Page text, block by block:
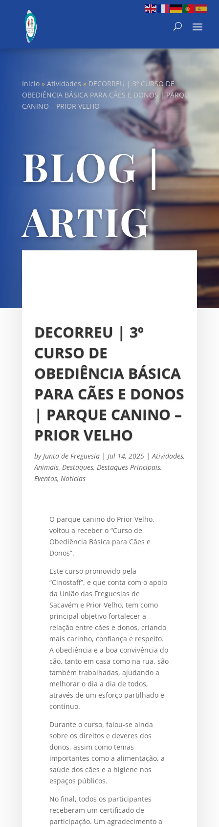
Início» Atividades » DECORREU | 3º CURSO DE
OBEDIÊNCIA BÁSICA PARA CÃES E DONOS | PARQUE
CANINO – PRIOR VELHO
BLOG |
ARTIG
UNIÃO DAS FREGUESIAS DE
DECORREU | 3º
CURSO DE
OBEDIÊNCIA BÁSICA
PARA CÃES E DONOS
| PARQUE CANINO –
PRIOR VELHO
by Junta de Freguesia| Jul 14, 2025| Atividades,
Animais, Destaques, Destaques Principais,
Eventos, Notícias
O parque canino do Prior Velho,
voltou a receber o “Curso de
Obediência Básica para Cães e
Donos”.
Este curso promovido pela
“Cinostaff”, e que conta com o apoio
da União das Freguesias de
Sacavém e Prior Velho, tem como
principal objetivo fortalecer a
relação entre cães e donos, criando
mais carinho, confiança e respeito.
A obediência e a boa convivência do
cão, tanto em casa como na rua, são
também trabalhadas, ajudando a
melhorar o dia a dia de todos,
através de um esforço partilhado e
contínuo.
Durante o curso, falou-se ainda
sobre os direitos e deveres dos
donos, assim como temas
importantes como a alimentação, a
saúde dos cães e a higiene nos
espaços públicos.
No final, todos os participantes
receberam um certificado de
participação. Um agradecimento a